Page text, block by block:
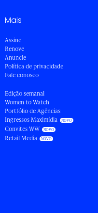
Mais
Assine
Renove
Anuncie
Política de privacidade
Fale conosco
Edição semanal
Women to Watch
Portfólio de Agências
Ingressos Maximídia
Convites WW
Retail Media